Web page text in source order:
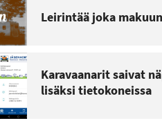
Leirintää joka makuun
Karavaanarit saivat
lisäksi tietokoneissa